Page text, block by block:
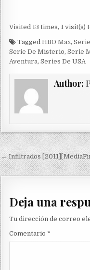
Visited 13 times, 1 visit(s)
Tagged HBO Max,
Serie De Misterio, Serie
Aventura, Series De USA
Author:
Navegación
← Infiltrados
Deja una
Tu dirección de correo
Comentario *